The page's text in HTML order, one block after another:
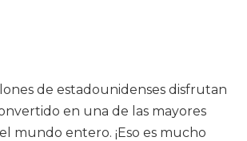
de estadounidenses disfrutan
en una de las mayores
mundo entero. ¡Eso es mucho